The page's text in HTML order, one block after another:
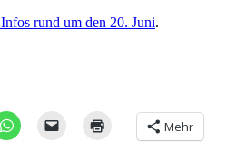
rund um den 20. Juni.
Mehr